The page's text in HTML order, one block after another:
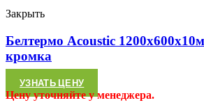
Закрыть
Белтермо Acoustic
кромка
УЗНАТЬ ЦЕНУ
Цену уточняйте у менеджера.